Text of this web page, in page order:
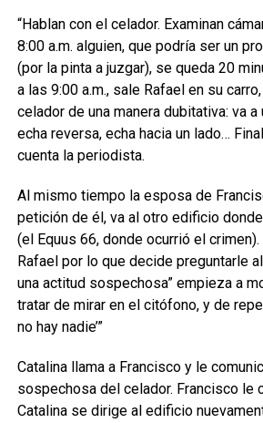
“Hablan con el celador. Examinan
8:00 a.m. alguien, que podría ser un
(por la pinta a juzgar), se queda 20
a las 9:00 a.m., sale Rafael en su
celador de una manera dubitativa: va a
echa reversa, echa hacia un lado…
cuenta la periodista.
Al mismo tiempo la esposa de
petición de él, va al otro edificio
(el Equus 66, donde ocurrió el
Rafael por lo que decide preguntarle
una actitud sospechosa” empieza a
tratar de mirar en el citófono, y de
no hay nadie’”
Catalina llama a Francisco y le
sospechosa del celador. Francisco le
Catalina se dirige al edificio